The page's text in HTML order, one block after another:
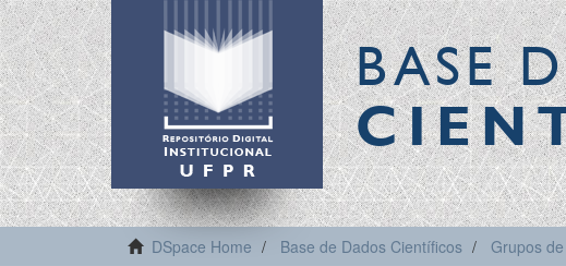
BASE
DSpace Home Base de Dados Científicos Grupos